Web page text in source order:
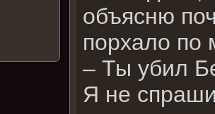
объясню
порхало по
– Ты убил
Я не